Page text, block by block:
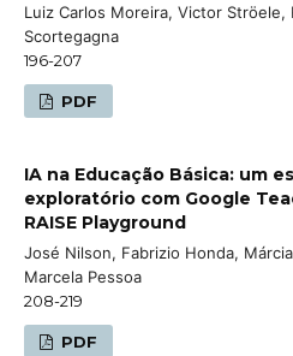
Luiz Carlos Moreira, Victor Ströele,
Scortegagna
196-207
PDF
IA na Educação Básica: um
exploratório com Google
RAISE Playground
José Nilson, Fabrizio Honda,
Marcela Pessoa
208-219
PDF